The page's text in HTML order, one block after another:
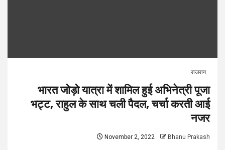
राजराग
भारत जोड़ो यात्रा में शामिल हुई अभिनेत्री पूजा
भट्ट, राहुल के साथ चली पैदल, चर्चा करती आई
नजर
November 2, 2022 Bhanu Prakash